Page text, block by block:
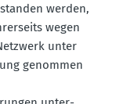
werden,
wegen
unter
genommen